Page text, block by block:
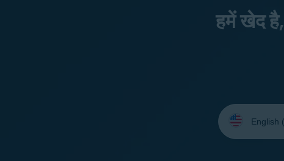
हमें खेद है,
Select
your
language: